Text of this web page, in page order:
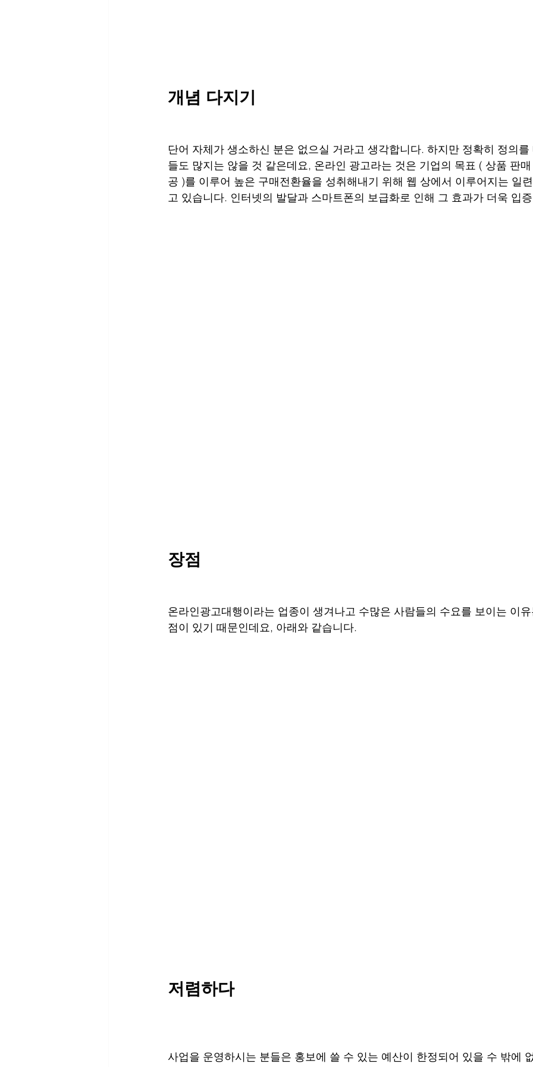
개념 다지기
단어 자체가 생소하신 분은 없으실 거라고 생각합니다. 하지만 정확히 정의
들도 많지는 않을 것 같은데요, 온라인 광고라는 것은 기업의 목표 ( 상품 판
공 )를 이루어 높은 구매전환율을 성취해내기 위해 웹 상에서 이루어지는 일
고 있습니다. 인터넷의 발달과 스마트폰의 보급화로 인해 그 효과가 더욱 입
장점
온라인광고대행이라는 업종이 생겨나고 수많은 사람들의 수요를 보이는 이
점이 있기 때문인데요, 아래와 같습니다.
저렴하다
사업을 운영하시는 분들은 홍보에 쓸 수 있는 예산이 한정되어 있을 수 밖에